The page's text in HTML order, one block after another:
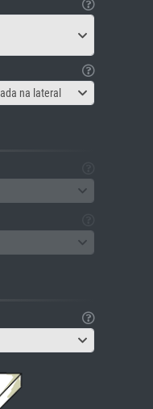
na lateral